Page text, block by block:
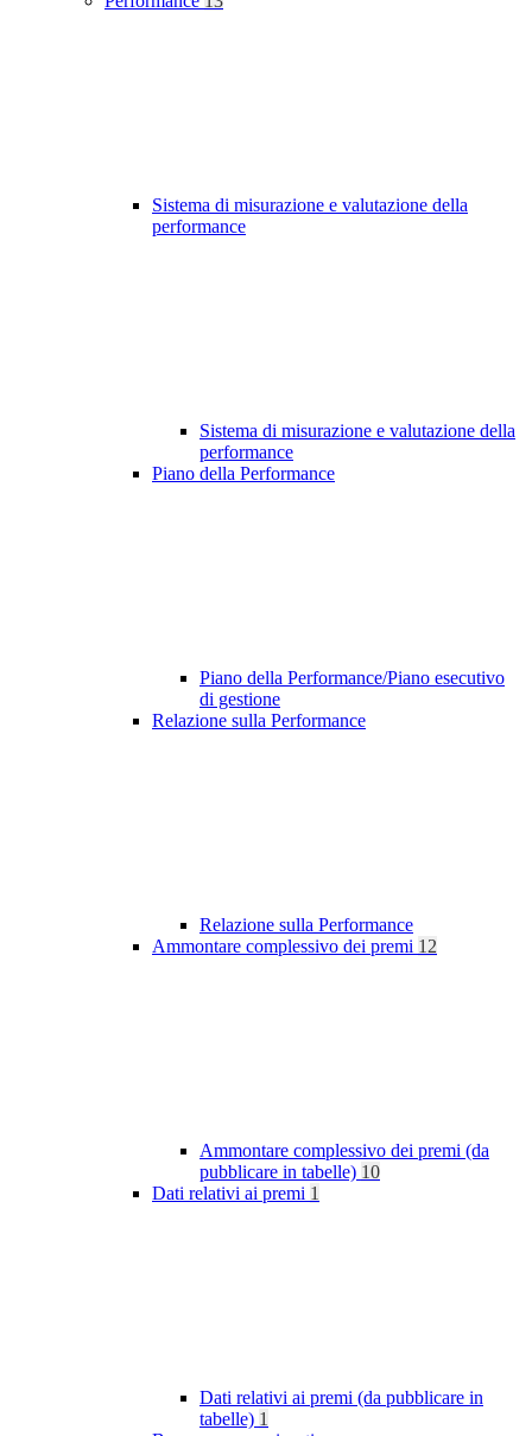
Sistema di misurazione e valutazione della
performance
Sistema di misurazione e valutazione della
performance
Piano della Performance
Piano della Performance/Piano esecutivo
di gestione
Relazione sulla Performance
Relazione sulla Performance
Ammontare complessivo dei premi 12
Ammontare complessivo dei premi (da
pubblicare in tabelle) 10
Dati relativi ai premi 1
Dati relativi ai premi (da pubblicare in
tabelle) 1